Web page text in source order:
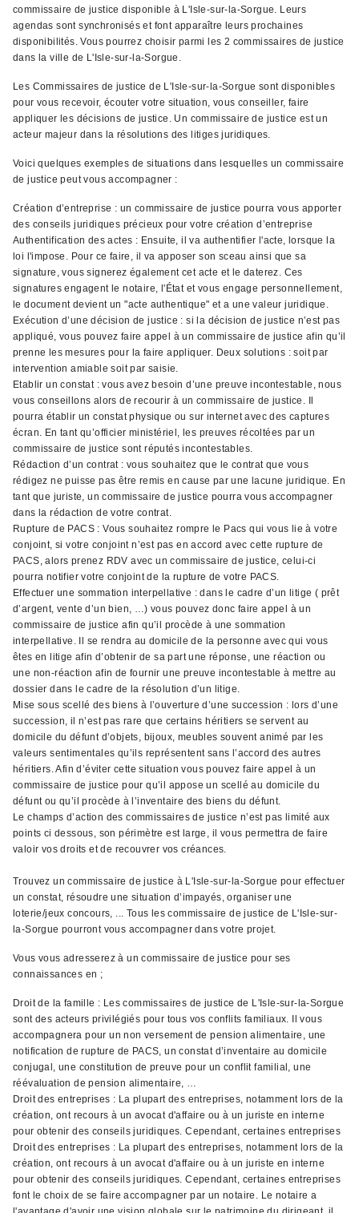
commissaire de justice disponible à L'Isle-sur-la-Sorgue. Leurs
agendas sont synchronisés et font apparaître leurs prochaines
disponibilités. Vous pourrez choisir parmi les 2 commissaires de justice
dans la ville de L'Isle-sur-la-Sorgue.
Les Commissaires de justice de L'Isle-sur-la-Sorgue sont disponibles
pour vous recevoir, écouter votre situation, vous conseiller, faire
appliquer les décisions de justice. Un commissaire de justice est un
acteur majeur dans la résolutions des litiges juridiques.
Voici quelques exemples de situations dans lesquelles un commissaire
de justice peut vous accompagner :
Création d’entreprise : un commissaire de justice pourra vous apporter
des conseils juridiques précieux pour votre création d’entreprise
Authentification des actes : Ensuite, il va authentifier l'acte, lorsque la
loi l'impose. Pour ce faire, il va apposer son sceau ainsi que sa
signature, vous signerez également cet acte et le daterez. Ces
signatures engagent le notaire, l'État et vous engage personnellement,
le document devient un "acte authentique" et a une valeur juridique.
Exécution d’une décision de justice : si la décision de justice n’est pas
appliqué, vous pouvez faire appel à un commissaire de justice afin qu’il
prenne les mesures pour la faire appliquer. Deux solutions : soit par
intervention amiable soit par saisie.
Etablir un constat : vous avez besoin d’une preuve incontestable, nous
vous conseillons alors de recourir à un commissaire de justice. Il
pourra établir un constat physique ou sur internet avec des captures
écran. En tant qu’officier ministériel, les preuves récoltées par un
commissaire de justice sont réputés incontestables.
Rédaction d’un contrat : vous souhaitez que le contrat que vous
rédigez ne puisse pas être remis en cause par une lacune juridique. En
tant que juriste, un commissaire de justice pourra vous accompagner
dans la rédaction de votre contrat.
Rupture de PACS : Vous souhaitez rompre le Pacs qui vous lie à votre
conjoint, si votre conjoint n’est pas en accord avec cette rupture de
PACS, alors prenez RDV avec un commissaire de justice, celui-ci
pourra notifier votre conjoint de la rupture de votre PACS.
Effectuer une sommation interpellative : dans le cadre d’un litige ( prêt
d’argent, vente d’un bien, …) vous pouvez donc faire appel à un
commissaire de justice afin qu’il procède à une sommation
interpellative. Il se rendra au domicile de la personne avec qui vous
êtes en litige afin d’obtenir de sa part une réponse, une réaction ou
une non-réaction afin de fournir une preuve incontestable à mettre au
dossier dans le cadre de la résolution d’un litige.
Mise sous scellé des biens à l’ouverture d’une succession : lors d’une
succession, il n’est pas rare que certains héritiers se servent au
domicile du défunt d’objets, bijoux, meubles souvent animé par les
valeurs sentimentales qu’ils représentent sans l’accord des autres
héritiers. Afin d’éviter cette situation vous pouvez faire appel à un
commissaire de justice pour qu’il appose un scellé au domicile du
défunt ou qu’il procède à l’inventaire des biens du défunt.
Le champs d’action des commissaires de justice n’est pas limité aux
points ci dessous, son périmètre est large, il vous permettra de faire
valoir vos droits et de recouvrer vos créances.
Trouvez un commissaire de justice à L'Isle-sur-la-Sorgue pour effectuer
un constat, résoudre une situation d’impayés, organiser une
loterie/jeux concours, ... Tous les commissaire de justice de L'Isle-sur-
la-Sorgue pourront vous accompagner dans votre projet.
Vous vous adresserez à un commissaire de justice pour ses
connaissances en ;
Droit de la famille : Les commissaires de justice de L'Isle-sur-la-Sorgue
sont des acteurs privilégiés pour tous vos conflits familiaux. Il vous
accompagnera pour un non versement de pension alimentaire, une
notification de rupture de PACS, un constat d’inventaire au domicile
conjugal, une constitution de preuve pour un conflit familial, une
réévaluation de pension alimentaire, …
Droit des entreprises : La plupart des entreprises, notamment lors de la
création, ont recours à un avocat d'affaire ou à un juriste en interne
pour obtenir des conseils juridiques. Cependant, certaines entreprises
Droit des entreprises : La plupart des entreprises, notamment lors de la
création, ont recours à un avocat d'affaire ou à un juriste en interne
pour obtenir des conseils juridiques. Cependant, certaines entreprises
font le choix de se faire accompagner par un notaire. Le notaire a